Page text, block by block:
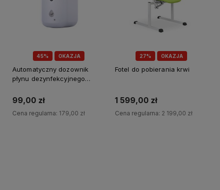
45% OKAZJA
Automatyczny dozownik
płynu dezynfekcyjnego
99,00 zł
Cena regularna: 179,00 zł
27% OKAZJA
Fotel do pobierania krwi
1 599,00 zł
Cena regularna: 2 199,00 zł